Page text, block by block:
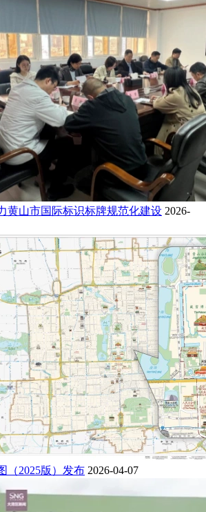
黄山市国际标识标牌规范化建设 2026-
（2025版）发布 2026-04-07